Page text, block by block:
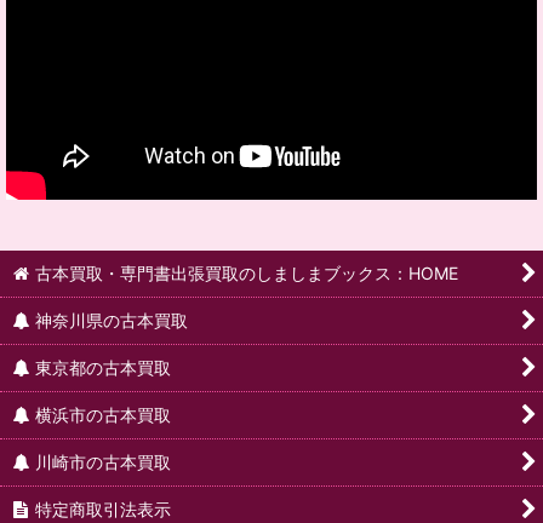
古本買取・専門書出張買取のしましまブックス：HOME
神奈川県の古本買取
東京都の古本買取
横浜市の古本買取
川崎市の古本買取
特定商取引法表示